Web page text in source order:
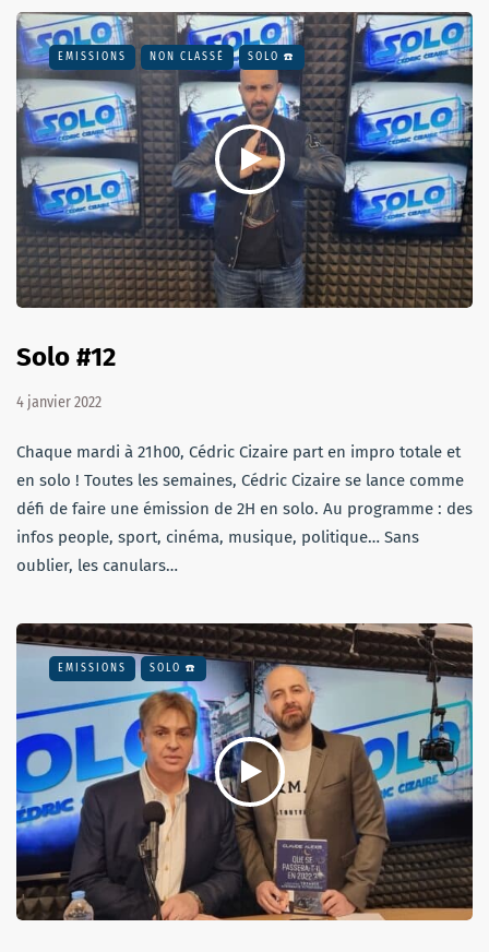
EMISSIONS NON CLASSÉ SOLO ☎️
Solo #12
4 janvier 2022
Chaque mardi à 21h00, Cédric Cizaire part en impro totale et
en solo ! Toutes les semaines, Cédric Cizaire se lance comme
défi de faire une émission de 2H en solo. Au programme : des
infos people, sport, cinéma, musique, politique… Sans
oublier, les canulars…
EMISSIONS SOLO ☎️